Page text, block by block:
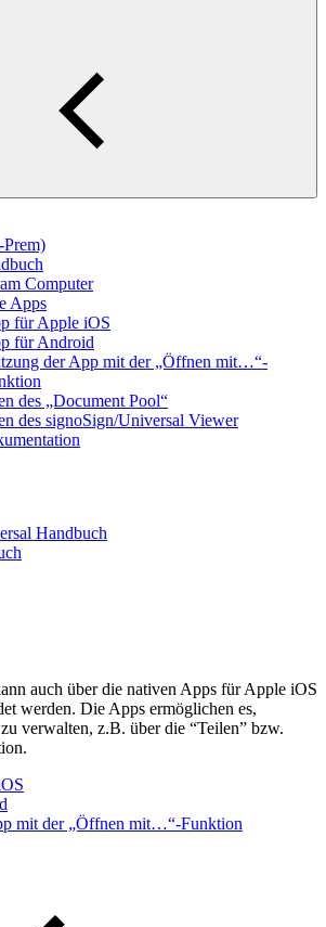
Computer
Apps
für Apple iOS
für Android
der App mit der „Öffnen mit…“-
des „Document Pool“
des signoSign/Universal Viewer
Handbuch
auch über die nativen Apps für Apple iOS
werden. Die Apps ermöglichen es,
verwalten, z.B. über die “Teilen” bzw.
mit der „Öffnen mit…“-Funktion